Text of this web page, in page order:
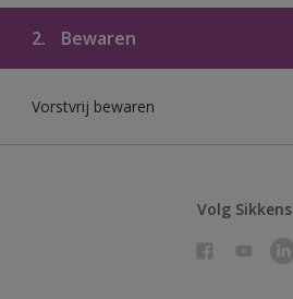
2. Bewaren
Vorstvrij bewaren
Volg Sikkens